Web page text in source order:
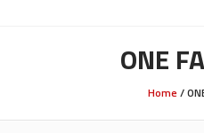
ONE
Home/